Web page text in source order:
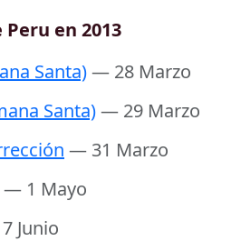
en 2013
Santa)— 28 Marzo
Santa)— 29 Marzo
— 31 Marzo
— 1 Mayo
Junio